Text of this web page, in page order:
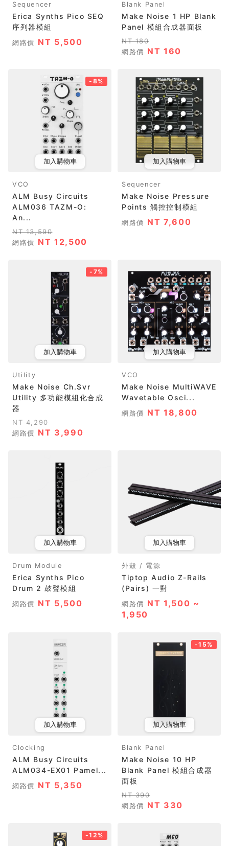
Sequencer
Erica Synths Pico SEQ
序列器模組
網路價 NT 5,500
Blank Panel
Make Noise 1 HP Blank
Panel 模組合成器面板
NT 180
網路價 NT 160
-8%
加入購物車
VCO
ALM Busy Circuits
ALM036 TAZM-O:
An...
NT 13,590
網路價 NT 12,500
加入購物車
Sequencer
Make Noise Pressure
Points 觸控控制模組
網路價 NT 7,600
-7%
加入購物車
Utility
Make Noise Ch.Svr
Utility 多功能模組化合成
器
NT 4,290
網路價 NT 3,990
加入購物車
VCO
Make Noise MultiWAVE
Wavetable Osci...
網路價 NT 18,800
加入購物車
Drum Module
Erica Synths Pico
Drum 2 鼓聲模組
網路價 NT 5,500
加入購物車
外殼 / 電源
Tiptop Audio Z-Rails
(Pairs) 一對
網路價 NT 1,500 ~
1,950
加入購物車
Clocking
ALM Busy Circuits
ALM034-EX01 Pamel...
網路價 NT 5,350
-15%
加入購物車
Blank Panel
Make Noise 10 HP
Blank Panel 模組合成器
面板
NT 390
網路價 NT 330
-12%